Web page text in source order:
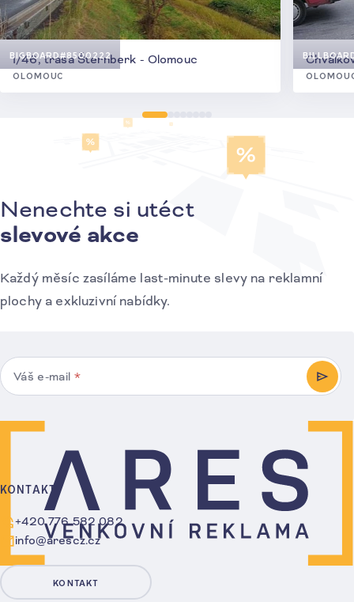
BIGBOARD#8500222
I/46, trasa Šternberk - Olomouc
OLOMOUC
Přihlášení k odběru novinek
Nenechte si utéct
slevové akce
Každý měsíc zasíláme last-minute slevy na reklamní
plochy a exkluzivní nabídky.
Váš e-mail *
KONTAKT
+420 776 582 082
info@arescz.cz
KONTAKT